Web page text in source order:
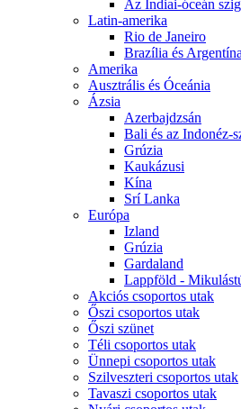
Az Indiai-óceán
Latin-amerika
Rio de Janeiro
Brazília és Argentína
Amerika
Ausztrális és Óceánia
Ázsia
Azerbajdzsán
Bali és az Indonéz-
Grúzia
Kaukázusi
Kína
Srí Lanka
Európa
Izland
Grúzia
Gardaland
Lappföld -
Akciós csoportos utak
Őszi csoportos utak
Őszi szünet
Téli csoportos utak
Ünnepi csoportos utak
Szilveszteri csoportos utak
Tavaszi csoportos utak